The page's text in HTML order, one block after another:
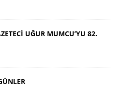
UĞUR MUMCU’YU 82.